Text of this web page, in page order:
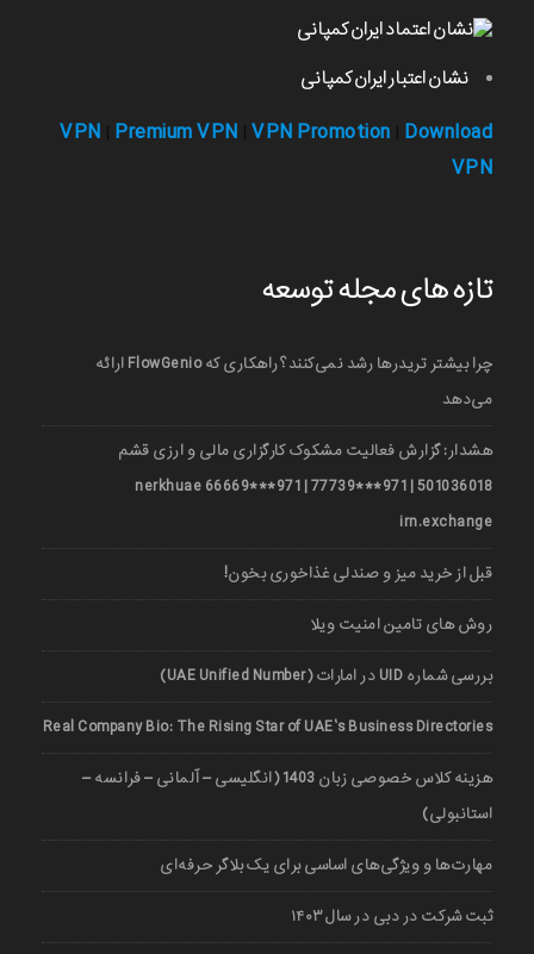
نشان اعتبار ایران کمپانی
VPN Premium VPN VPN Promotion Download
VPN
تازه های مجله توسعه
چرا بیشتر تریدرها رشد نمی‌کنند؟ راهکاری که FlowGenio ارائه
می‌دهد
هشدار: گزارش فعالیت مشکوک کارگزاری مالی و ارزی قشم
501036018 | 971***77739 | 971***66669 nerkhuae
irn.exchange
قبل از خرید میز و صندلی غذاخوری بخون!
روش های تامین امنیت ویلا
بررسی شماره UID در امارات (UAE Unified Number)
Real Company Bio: The Rising Star of UAE’s Business Directories
هزینه کلاس خصوصی زبان 1403 (انگلیسی – آلمانی – فرانسه –
استانبولی)
مهارت‌ها و ویژگی‌های اساسی برای یک بلاگر حرفه‌ای
ثبت شرکت در دبی در سال ۱۴۰۳